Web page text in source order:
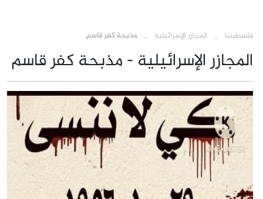
فلسطيننا › المجازر الإسرائيلية مذبحة كفر قاسم
المجازر الإسرائيلية - مذبحة كفر قاسم